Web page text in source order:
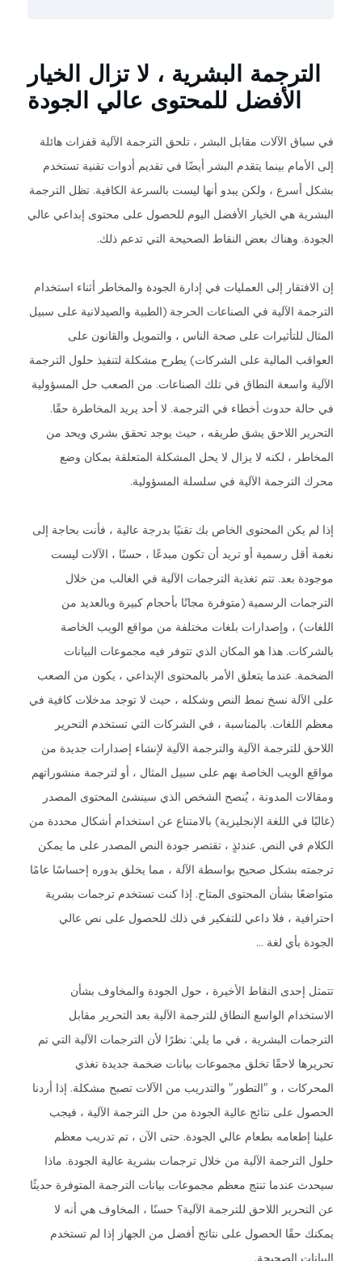
الترجمة البشرية ، لا تزال الخيار
الأفضل للمحتوى عالي الجودة
في سباق الآلات مقابل البشر ، تلحق الترجمة الآلية قفزات هائلة
إلى الأمام بينما يتقدم البشر أيضًا في تقديم أدوات تقنية تستخدم
بشكل أسرع ، ولكن يبدو أنها ليست بالسرعة الكافية. تظل الترجمة
البشرية هي الخيار الأفضل اليوم للحصول على محتوى إبداعي عالي
الجودة. وهناك بعض النقاط الصحيحة التي تدعم ذلك.
إن الافتقار إلى العمليات في إدارة الجودة والمخاطر أثناء استخدام
الترجمة الآلية في الصناعات الحرجة (الطبية والصيدلانية على سبيل
المثال للتأثيرات على صحة الناس ، والتمويل والقانون على
العواقب المالية على الشركات) يطرح مشكلة لتنفيذ حلول الترجمة
الآلية واسعة النطاق في تلك الصناعات. من الصعب حل المسؤولية
في حالة حدوث أخطاء في الترجمة. لا أحد يريد المخاطرة حقًا.
التحرير اللاحق يشق طريقه ، حيث يوجد تحقق بشري ويحد من
المخاطر ، لكنه لا يزال لا يحل المشكلة المتعلقة بمكان وضع
محرك الترجمة الآلية في سلسلة المسؤولية.
إذا لم يكن المحتوى الخاص بك تقنيًا بدرجة عالية ، فأنت بحاجة إلى
نغمة أقل رسمية أو تريد أن تكون مبدعًا ، حسنًا ، الآلات ليست
موجودة بعد. تتم تغذية الترجمات الآلية في الغالب من خلال
الترجمات الرسمية (متوفرة مجانًا بأحجام كبيرة وبالعديد من
اللغات) ، وإصدارات بلغات مختلفة من مواقع الويب الخاصة
بالشركات. هذا هو المكان الذي تتوفر فيه مجموعات البيانات
الضخمة. عندما يتعلق الأمر بالمحتوى الإبداعي ، يكون من الصعب
على الآلة نسخ نمط النص وشكله ، حيث لا توجد مدخلات كافية في
معظم اللغات. بالمناسبة ، في الشركات التي تستخدم التحرير
اللاحق للترجمة الآلية والترجمة الآلية لإنشاء إصدارات جديدة من
مواقع الويب الخاصة بهم على سبيل المثال ، أو لترجمة منشوراتهم
ومقالات المدونة ، يُنصح الشخص الذي سينشئ المحتوى المصدر
(غالبًا في اللغة الإنجليزية) بالامتناع عن استخدام أشكال محددة من
الكلام في النص. عندئذٍ ، تقتصر جودة النص المصدر على ما يمكن
ترجمته بشكل صحيح بواسطة الآلة ، مما يخلق بدوره إحساسًا عامًا
متواضعًا بشأن المحتوى المتاح. إذا كنت تستخدم ترجمات بشرية
احترافية ، فلا داعي للتفكير في ذلك للحصول على نص عالي
الجودة بأي لغة ...
تتمثل إحدى النقاط الأخيرة ، حول الجودة والمخاوف بشأن
الاستخدام الواسع النطاق للترجمة الآلية بعد التحرير مقابل
الترجمات البشرية ، في ما يلي: نظرًا لأن الترجمات الآلية التي تم
تحريرها لاحقًا تخلق مجموعات بيانات ضخمة جديدة تغذي
المحركات ، و "التطور" والتدريب من الآلات تصبح مشكلة. إذا أردنا
الحصول على نتائج عالية الجودة من حل الترجمة الآلية ، فيجب
علينا إطعامه بطعام عالي الجودة. حتى الآن ، تم تدريب معظم
حلول الترجمة الآلية من خلال ترجمات بشرية عالية الجودة. ماذا
سيحدث عندما تنتج معظم مجموعات بيانات الترجمة المتوفرة حديثًا
عن التحرير اللاحق للترجمة الآلية؟ حسنًا ، المخاوف هي أنه لا
يمكنك حقًا الحصول على نتائج أفضل من الجهاز إذا لم تستخدم
البيانات الصحيحة.